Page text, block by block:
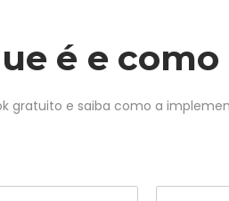
é e
gratuito e saiba como a